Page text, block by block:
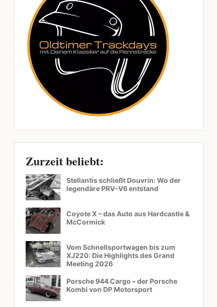
Zurzeit beliebt:
Stellantis schließt Douvrin: Wo der
legendäre PRV-V6 entstand
Coyote X – das Auto aus Hardcastle &
McCormick
Vom Schnellsportwagen bis zum
XJ220: Die Highlights des Grand
Meeting 2026
Porsche 944 Cargo – der Porsche
Kombi von DP Motorsport